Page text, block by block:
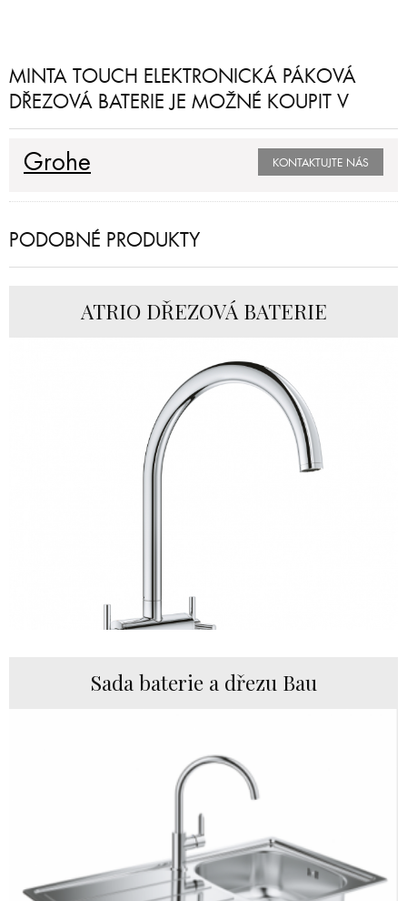
MINTA TOUCH ELEKTRONICKÁ PÁKOVÁ
DŘEZOVÁ BATERIE JE MOŽNÉ KOUPIT V
Grohe KONTAKTUJTE NÁS
PODOBNÉ PRODUKTY
ATRIO DŘEZOVÁ BATERIE
Sada ​baterie a dřezu Bau